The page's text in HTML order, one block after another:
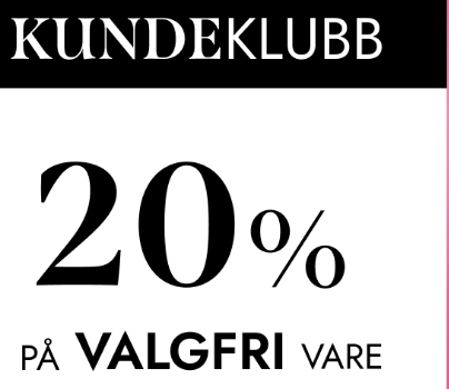
SPØRSMÅL & SVAR SLIK GJØR DU
daglige ritualer er en del av hans personlige suksess,
og moderne med rene linjer gjør Boss Bottled til